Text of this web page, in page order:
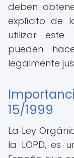
deben
explícito de
utilizar
pueden
legalmente
15/1999
La Ley
la LOPD, es